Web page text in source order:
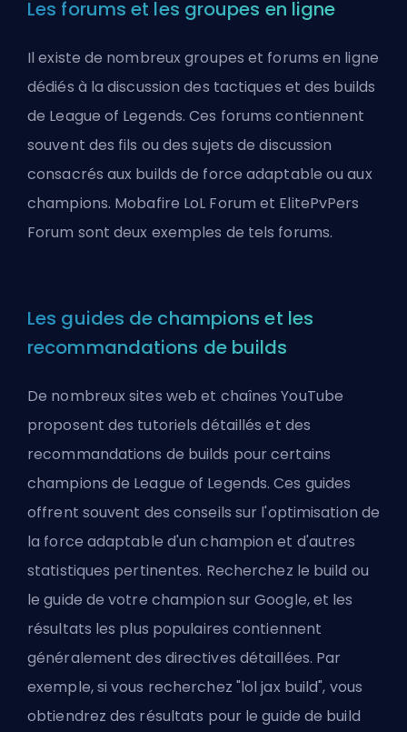
Les forums et les groupes en ligne
Il existe de nombreux groupes et forums en ligne
dédiés à la discussion des tactiques et des builds
de League of Legends. Ces forums contiennent
souvent des fils ou des sujets de discussion
consacrés aux builds de force adaptable ou aux
champions. Mobafire LoL Forum et ElitePvPers
Forum sont deux exemples de tels forums.
Les guides de champions et les
recommandations de builds
De nombreux sites web et chaînes YouTube
proposent des tutoriels détaillés et des
recommandations de builds pour certains
champions de League of Legends. Ces guides
offrent souvent des conseils sur l'optimisation de
la force adaptable d'un champion et d'autres
statistiques pertinentes. Recherchez le build ou
le guide de votre champion sur Google, et les
résultats les plus populaires contiennent
généralement des directives détaillées. Par
exemple, si vous recherchez "lol jax build", vous
obtiendrez des résultats pour le guide de build